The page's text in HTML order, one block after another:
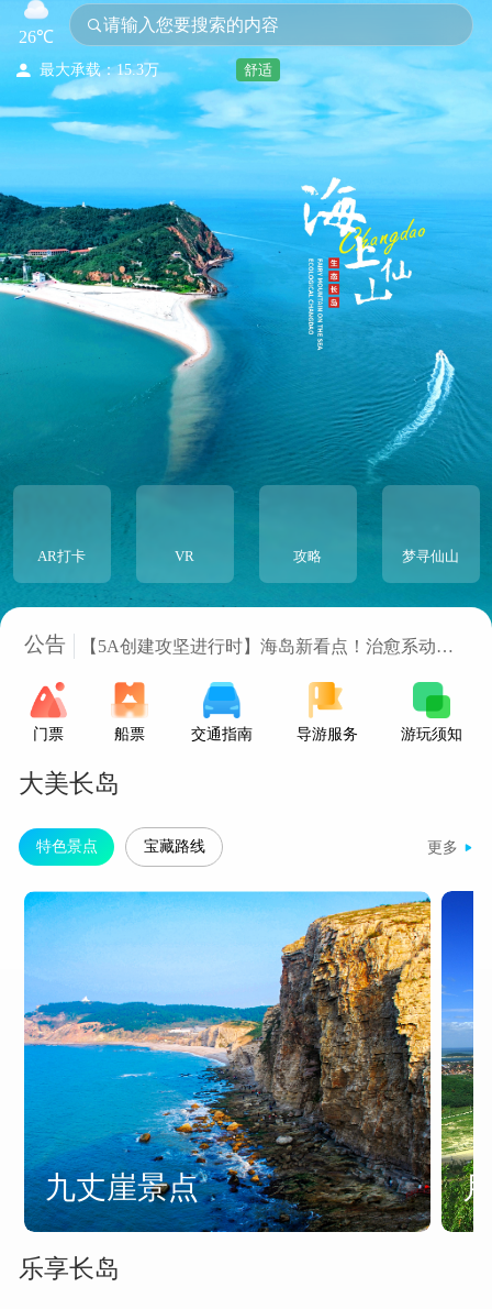
26℃
请输入您要搜索的内容

今日客流：36
最大承载：15.3万
瞬时承载：7.6万
舒适
AR打卡 VR 攻略 梦寻仙山
公告
通知：夜游《梦寻仙山》开园时间
长岛邀您免费看海，驻烟大学生专属礼遇！
【5A创建攻坚进行时】海岛新看点！治愈系动漫
门票 船票 交通指南 导游服务 游玩须知
大美长岛
特色景点 宝藏路线 更多 
九丈崖景点
乐享长岛